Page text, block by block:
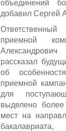
объединений
добавил Сергей
приемной
рассказал
об
приемной
для
выделено
мест на